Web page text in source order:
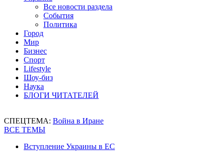
Все новости раздела
События
Политика
Город
Мир
Бизнес
Спорт
Lifestyle
Шоу-биз
Наука
БЛОГИ ЧИТАТЕЛЕЙ
СПЕЦТЕМА: Война в Иране
ВСЕ ТЕМЫ
Вступление Украины в ЕС